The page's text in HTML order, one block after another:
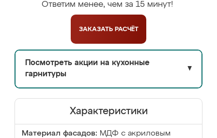
Ответим менее, чем за 15 минут!
ЗАКАЗАТЬ РАСЧЁТ
Посмотреть акции на кухонные
гарнитуры
▼
Характеристики
Материал фасадов: МДФ с акриловым